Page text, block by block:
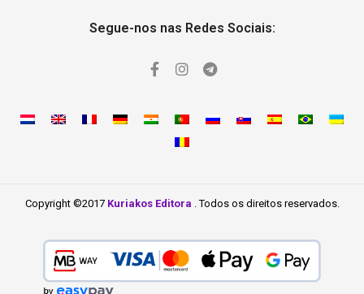
Segue-nos nas Redes Sociais:
Copyright ©2017 Kuriakos Editora . Todos os direitos reservados.